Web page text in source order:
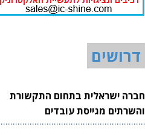
דרושים
חברה ישראלית בתחום התקשורת
והשרתים מגייסת עובדים